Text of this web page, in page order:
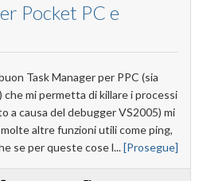
Pocket PC e
Task Manager per PPC (sia
mi permetta di killare i processi
causa del debugger VS2005) mi
altre funzioni utili come ping,
se per queste cose l...[Prosegue]